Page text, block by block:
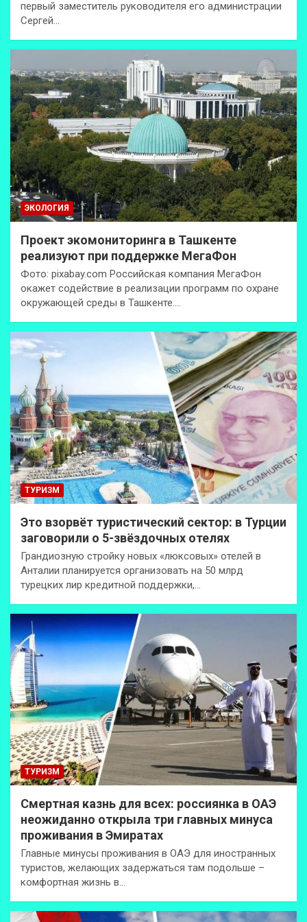
первый заместитель руководителя его администрации
Сергей…
ЭКОЛОГИЯ
Проект экомониторинга в Ташкенте
реализуют при поддержке МегаФон
Фото: pixabay.com Российская компания МегаФон
окажет содействие в реализации программ по охране
окружающей среды в Ташкенте.…
ТУРИЗМ
Это взорвёт туристический сектор: в Турции
заговорили о 5-звёздочных отелях
Грандиозную стройку новых «люксовых» отелей в
Анталии планируется организовать на 50 млрд
турецких лир кредитной поддержки,…
ТУРИЗМ
Смертная казнь для всех: россиянка в ОАЭ
неожиданно открыла три главных минуса
проживания в Эмиратах
Главные минусы проживания в ОАЭ для иностранных
туристов, желающих задержаться там подольше –
комфортная жизнь в…